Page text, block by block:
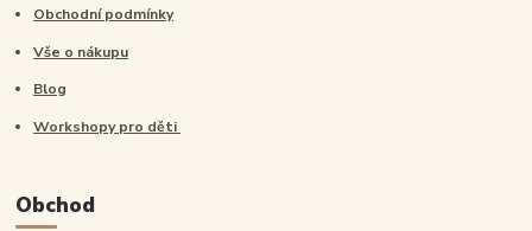
Obchodní podmínky
Vše o nákupu
Blog
Workshopy pro děti
Obchod